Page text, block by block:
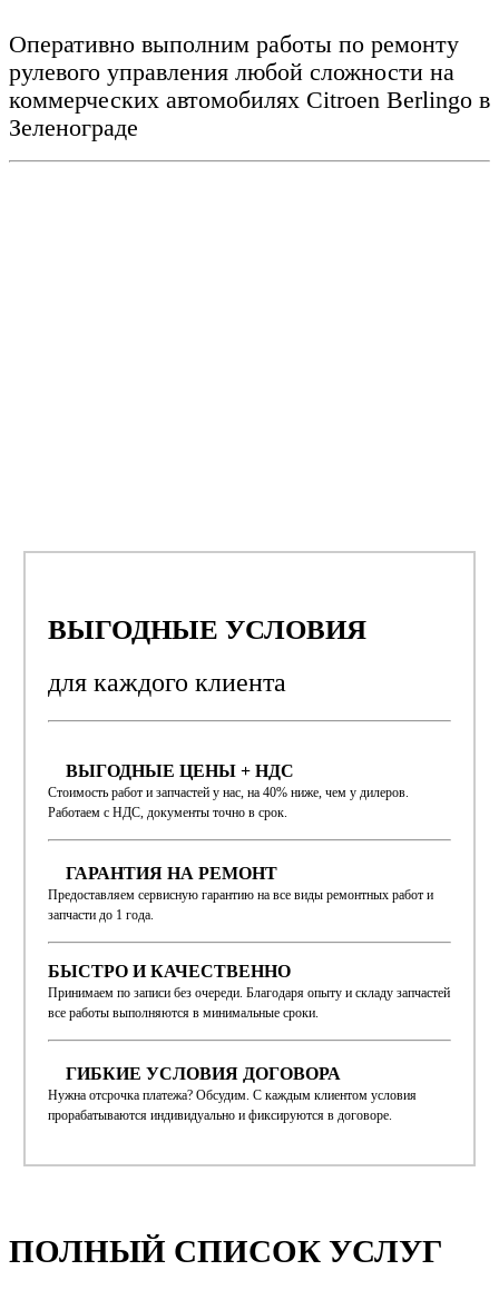
Оперативно выполним работы по ремонту
рулевого управления любой сложности на
коммерческих автомобилях Citroen Berlingo в
Зеленограде
ВЫГОДНЫЕ УСЛОВИЯ
для каждого клиента
ВЫГОДНЫЕ ЦЕНЫ + НДС
Стоимость работ и запчастей у нас, на 40% ниже, чем у дилеров.
Работаем с НДС, документы точно в срок.
ГАРАНТИЯ НА РЕМОНТ
Предоставляем сервисную гарантию на все виды ремонтных работ и
запчасти до 1 года.
БЫСТРО И КАЧЕСТВЕННО
Принимаем по записи без очереди. Благодаря опыту и складу запчастей
все работы выполняются в минимальные сроки.
ГИБКИЕ УСЛОВИЯ ДОГОВОРА
Нужна отсрочка платежа? Обсудим. С каждым клиентом условия
прорабатываются индивидуально и фиксируются в договоре.
ПОЛНЫЙ СПИСОК УСЛУГ